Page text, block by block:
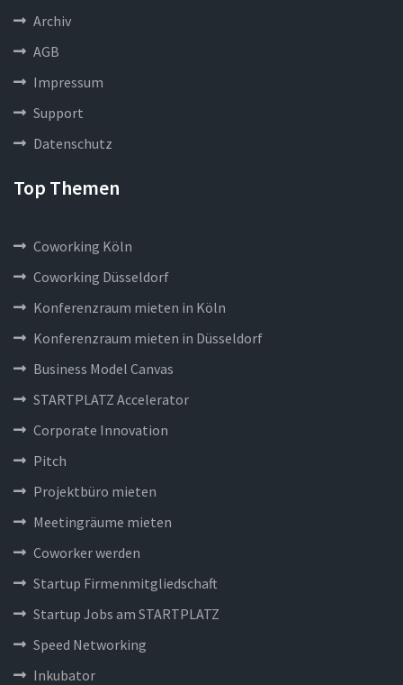
Archiv
AGB
Impressum
Support
Datenschutz
Top Themen
Coworking Köln
Coworking Düsseldorf
Konferenzraum mieten in Köln
Konferenzraum mieten in Düsseldorf
Business Model Canvas
STARTPLATZ Accelerator
Corporate Innovation
Pitch
Projektbüro mieten
Meetingräume mieten
Coworker werden
Startup Firmenmitgliedschaft
Startup Jobs am STARTPLATZ
Speed Networking
Inkubator